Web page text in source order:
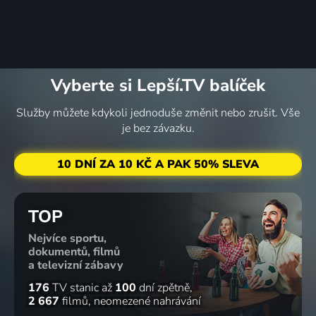
Bunch -
ShortsVyberte si Lepší.TV balíček
Služby můžete kdykoli jednoduše změnit nebo zrušit. Vše
je bez závazku.
10 DNÍ ZA 10 KČ A PAK 50% SLEVA
TOP
Nejvíce sportu,
dokumentů, filmů
a televizní zábavy
176 TV stanic až 100 dní zpětně
2 667 filmů neomezené nahrávání